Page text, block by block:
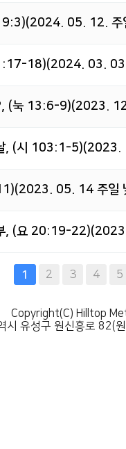
05. 12. 주
18)(2024. 03.
(눅 13:6-9)(2023.
날, (시 103:1-
05. 14 주일
, (요 20:19-
1 2 3 4 5
Copyright(C) Hilltop
시 유성구 원신흥로